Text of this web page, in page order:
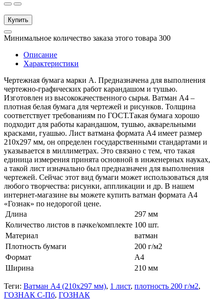
Купить
Минимальное количество заказа этого товара 300
Описание
Характеристики
Чертежная бумага марки А. Предназначена для выполнения
чертежно-графических работ карандашом и тушью.
Изготовлен из высококачественного сырья. Ватман А4 –
плотная белая бумага для чертежей и рисунков. Толщина
соответствует требованиям по ГОСТ.Такая бумага хорошо
подходит для работы карандашом, тушью, акварельными
красками, гуашью. Лист ватмана формата A4 имеет размер
210х297 мм, он определен государственными стандартами и
указывается в миллиметрах. Это связано с тем, что такая
единица измерения принята основной в инженерных науках,
а такой лист изначально был предназначен для выполнения
чертежей. Сейчас этот вид бумаги может использоваться для
любого творчества: рисунки, аппликации и др. В нашем
интернет-магазине вы можете купить ватман формата А4
«Гознак» по недорогой цене.
Длина
297 мм
Количество листов в пачке/комплекте 100 шт.
Материал
ватман
Плотность бумаги
200 г/м2
Формат
А4
Ширина
210 мм
Теги: Ватман А4 (210х297 мм), 1 лист, плотность 200 г/м2,
ГОЗНАК С-Пб, ГОЗНАК